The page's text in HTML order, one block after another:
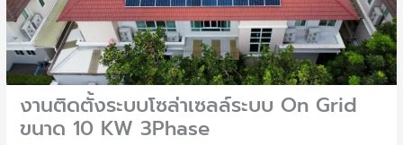
งานติดตั้งระบบโซล่าเซลล์ระบบ On Grid
ขนาด 10 KW 3Phase